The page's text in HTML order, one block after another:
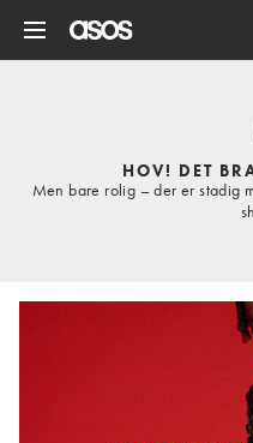
HOV! DET
Men bare rolig – der er stadig